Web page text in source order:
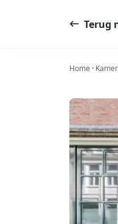
Terug
Home ·